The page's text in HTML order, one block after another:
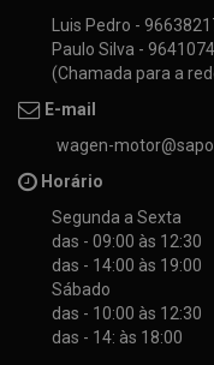
Luis Pedro -
Paulo Silva -
(Chamada para a
E-mail
wagen-
Horário
Segunda a Sexta
das - 09:00 às 12:30
das - 14:00 às 19:00
Sábado
das - 10:00 às 12:30
das - 14: às 18:00